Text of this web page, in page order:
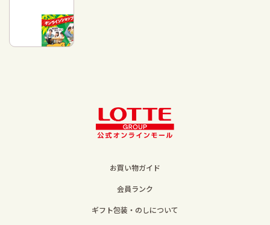
お買い物ガイド
会員ランク
ギフト包装・のしについて